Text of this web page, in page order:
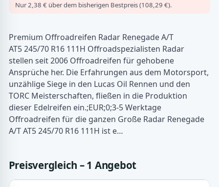
Nur 2,38 € über dem bisherigen Bestpreis (108,29 €).
Premium Offroadreifen Radar Renegade A/T
AT5 245/70 R16 111H Offroadspezialisten Radar
stellen seit 2006 Offroadreifen für gehobene
Ansprüche her. Die Erfahrungen aus dem Motorsport,
unzählige Siege in den Lucas Oil Rennen und den
TORC Meisterschaften, fließen in die Produktion
dieser Edelreifen ein.;EUR;0;3-5 Werktage
Offroadreifen für die ganzen Große Radar Renegade
A/T AT5 245/70 R16 111H ist e…
Preisvergleich – 1 Angebot